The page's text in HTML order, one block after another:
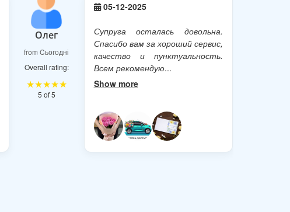
Олег
from Cьогодні
Overall rating:
★★★★★
5 of 5
05-12-2025
Супруга осталась довольна.
Спасибо вам за хороший сервис,
качество и пунктуальность.
Всем рекомендую...
Show more